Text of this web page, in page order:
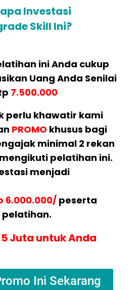
Investasi
Skill Ini?
ini Anda cukup
Uang Anda Senilai
7.500.000
perlu khawatir kami
PROMO khusus bagi
minimal 2 rekan
pelatihan ini.
menjadi
6.000.000/ peserta
pelatihan.
Juta untuk Anda
Ini Sekarang